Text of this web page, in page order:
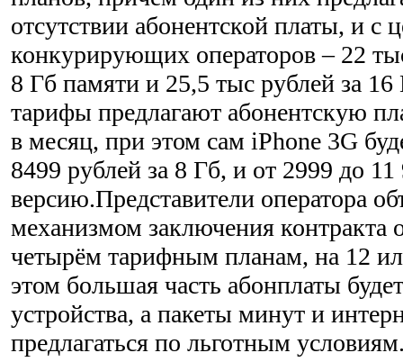
отсутствии абонентской платы, и с
конкурирующих операторов – 22
8 Гб памяти и 25,5 тыс рублей за
тарифы предлагают абонентскую
в месяц, при этом сам iPhone 3G
8499 рублей за 8 Гб, и от 2999 до
версию.Представители оператора
механизмом заключения контракта
четырём тарифным планам, на 12
этом большая часть абонплаты
устройства, а пакеты минут и
предлагаться по льготным